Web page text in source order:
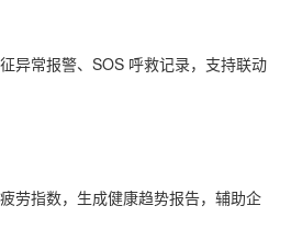
异常报警、SOS 呼救记录，支持联动
劳指数，生成健康趋势报告，辅助企